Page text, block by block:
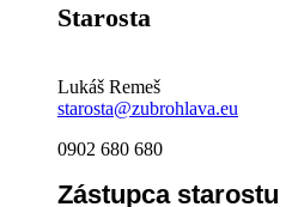
Starosta
Lukáš Remeš
starosta@zubrohlava.eu
0902 680 680
Zástupca starostu